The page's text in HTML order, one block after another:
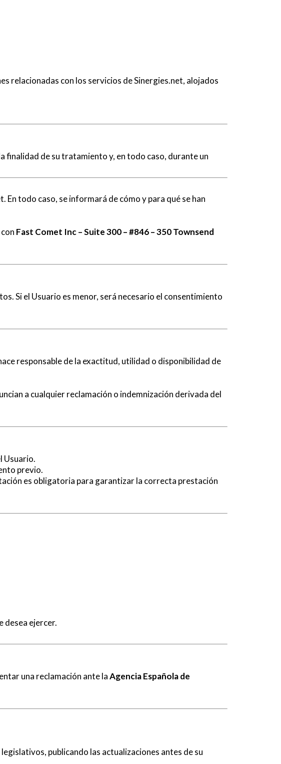
relacionadas con los servicios de Sinergies.net, alojados
finalidad de su tratamiento y, en todo caso, durante un
todo caso, se informará de cómo y para qué se han
Fast Comet Inc – Suite 300 – #846 – 350 Townsend
Si el Usuario es menor, será necesario el consentimiento
responsable de la exactitud, utilidad o disponibilidad de
a cualquier reclamación o indemnización derivada del
Usuario.
previo.
es obligatoria para garantizar la correcta prestación
desea ejercer.
una reclamación ante laAgencia Española de
publicando las actualizaciones antes de su